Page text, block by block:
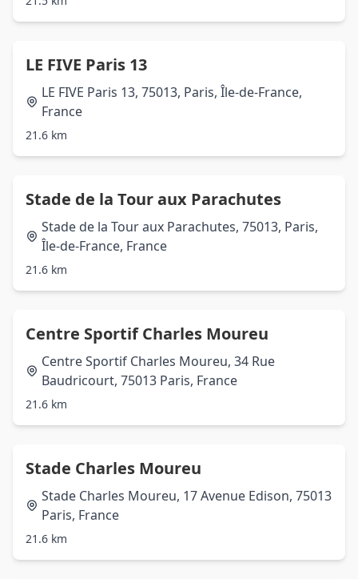
LE FIVE Paris 13
LE FIVE Paris 13, 75013, Paris, Île-de-France,
France
21.6 km
Stade de la Tour aux Parachutes
Stade de la Tour aux Parachutes, 75013, Paris,
Île-de-France, France
21.6 km
Centre Sportif Charles Moureu
Centre Sportif Charles Moureu, 34 Rue
Baudricourt, 75013 Paris, France
21.6 km
Stade Charles Moureu
Stade Charles Moureu, 17 Avenue Edison, 75013
Paris, France
21.6 km